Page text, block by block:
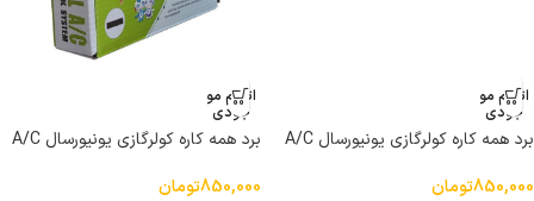
اتمام مو
جودی
برد همه کاره کولرگازی یونیورسال A/C
850,000تومان
اتمام مو
جودی
برد همه کاره کولرگازی یونیورسال A/C
850,000تومان